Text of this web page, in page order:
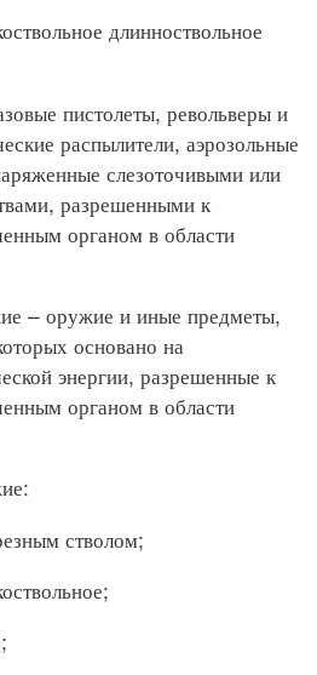
длинноствольное
пистолеты, револьверы и
распылители, аэрозольные
слезоточивыми или
разрешенными к
органом в области
– оружие и иные предметы,
основано на
энергии, разрешенные к
органом в области
стволом;